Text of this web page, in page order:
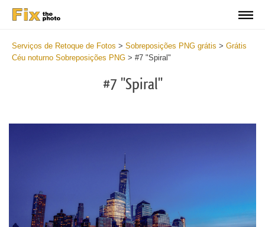
Serviços de Retoque de Fotos > Sobreposições PNG grátis > Grátis
Céu noturno Sobreposições PNG > #7 "Spiral"
#7 "Spiral"